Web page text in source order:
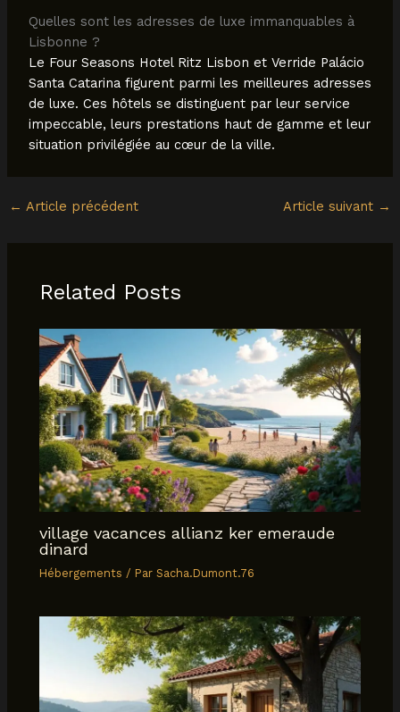
Quelles sont les adresses de luxe immanquables à
Lisbonne ?
Le Four Seasons Hotel Ritz Lisbon et Verride Palácio
Santa Catarina figurent parmi les meilleures adresses
de luxe. Ces hôtels se distinguent par leur service
impeccable, leurs prestations haut de gamme et leur
situation privilégiée au cœur de la ville.
← Article précédent Article suivant →
Related Posts
village vacances allianz ker emeraude
dinard
Hébergements / ParSacha.Dumont.76